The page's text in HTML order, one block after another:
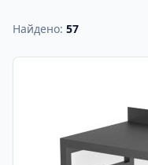
Найдено: 57